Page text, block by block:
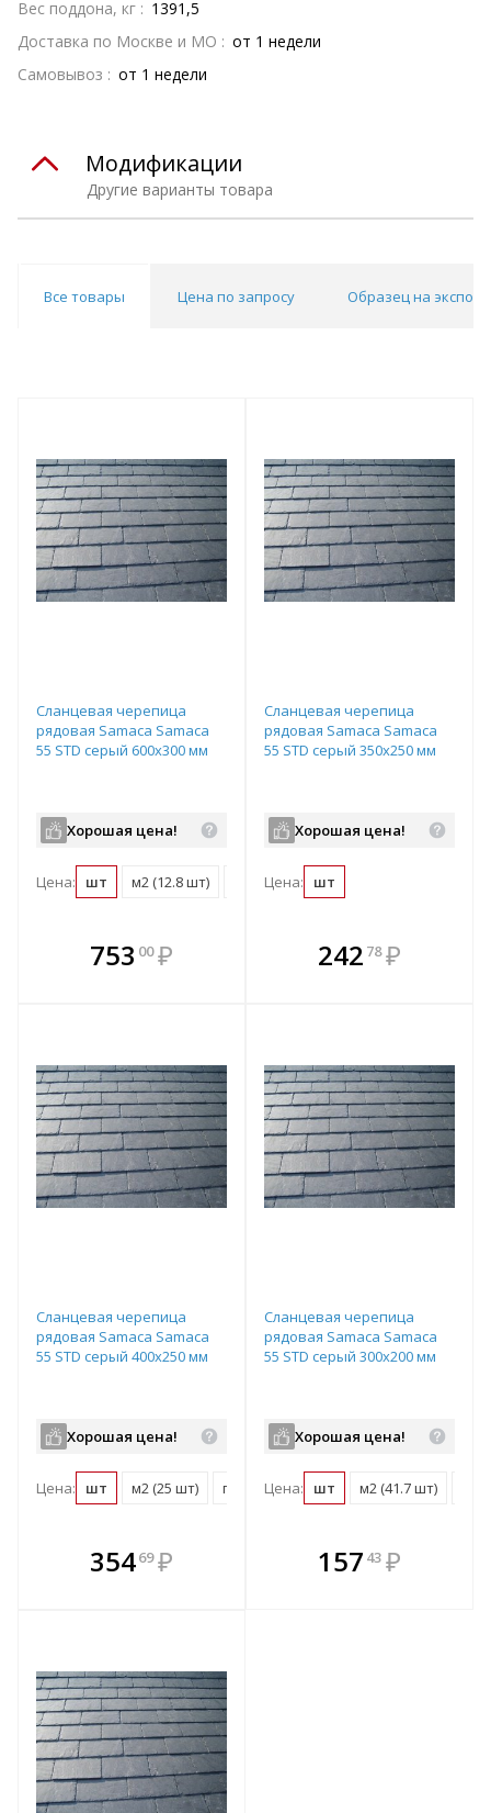
Вес поддона, кг : 1391,5
Доставка по Москве и МО : от 1 недели
Самовывоз : от 1 недели
Другие варианты товара
Модификации
Все товары Цена по запросу Образец на
Сланцевая черепица
рядовая Samaca Samaca
55 STD серый 600х300 мм
Хорошая цена!
Цена: шт м2 (12.8 шт) поддон (600 шт)
753 00 ₽
В комплекте
всегда выгоднее!
Сланцевая черепица
рядовая Samaca Samaca
55 STD серый 350х250 мм
Хорошая цена!
Цена: шт
В комплекте
всегда выгоднее!
242 78 ₽
Сланцевая черепица
рядовая Samaca Samaca
55 STD серый 400х250 мм
Хорошая цена!
Цена: шт м2 (25 шт) поддон (1100 шт)
35469 ₽
В комплекте
всегда выгоднее!
Сланцевая черепица
рядовая Samaca Samaca
55 STD серый 300х200 мм
Хорошая цена!
Цена: шт м2 (41.7 шт)
В комплекте
всегда выгоднее!
157 43 ₽